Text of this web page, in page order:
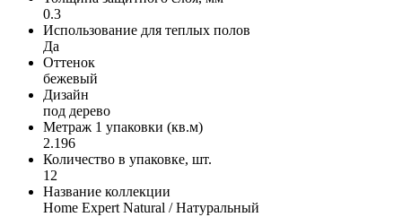
0.3
Использование для теплых полов
Да
Оттенок
бежевый
Дизайн
под дерево
Метраж 1 упаковки (кв.м)
2.196
Количество в упаковке, шт.
12
Название коллекции
Home Expert Natural / Натуральный